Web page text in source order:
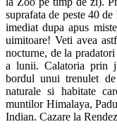
suprafata de peste 40
imediat dupa apus
uimitoare! Veti avea
nocturne, de la
a lunii. Calatoria prin
bordul unui trenulet
naturale si habitate
muntilor Himalaya,
Indian. Cazare la